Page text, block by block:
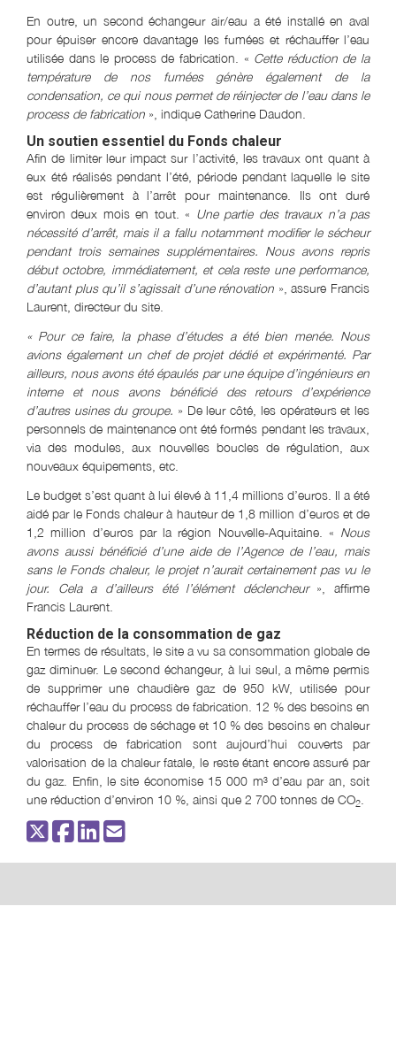
En outre, un second échangeur air/eau a été installé en aval
pour épuiser encore davantage les fumées et réchauffer l’eau
utilisée dans le process de fabrication. « Cette réduction de la
température de nos fumées génère également de la
condensation, ce qui nous permet de réinjecter de l’eau dans le
process de fabrication », indique Catherine Daudon.
Un soutien essentiel du Fonds chaleur
Afin de limiter leur impact sur l’activité, les travaux ont quant à
eux été réalisés pendant l’été, période pendant laquelle le site
est régulièrement à l’arrêt pour maintenance. Ils ont duré
environ deux mois en tout. « Une partie des travaux n’a pas
nécessité d’arrêt, mais il a fallu notamment modifier le sécheur
pendant trois semaines supplémentaires. Nous avons repris
début octobre, immédiatement, et cela reste une performance,
d’autant plus qu’il s’agissait d’une rénovation », assure Francis
Laurent, directeur du site.
« Pour ce faire, la phase d’études a été bien menée. Nous
avions également un chef de projet dédié et expérimenté. Par
ailleurs, nous avons été épaulés par une équipe d’ingénieurs en
interne et nous avons bénéficié des retours d’expérience
d’autres usines du groupe. » De leur côté, les opérateurs et les
personnels de maintenance ont été formés pendant les travaux,
via des modules, aux nouvelles boucles de régulation, aux
nouveaux équipements, etc.
Le budget s’est quant à lui élevé à 11,4 millions d’euros. Il a été
aidé par le Fonds chaleur à hauteur de 1,8 million d’euros et de
1,2 million d’euros par la région Nouvelle-Aquitaine. « Nous
avons aussi bénéficié d’une aide de l’Agence de l’eau, mais
sans le Fonds chaleur, le projet n’aurait certainement pas vu le
jour. Cela a d’ailleurs été l’élément déclencheur », affirme
Francis Laurent.
Réduction de la consommation de gaz
En termes de résultats, le site a vu sa consommation globale de
gaz diminuer. Le second échangeur, à lui seul, a même permis
de supprimer une chaudière gaz de 950 kW, utilisée pour
réchauffer l’eau du process de fabrication. 12 % des besoins en
chaleur du process de séchage et 10 % des besoins en chaleur
du process de fabrication sont aujourd’hui couverts par
valorisation de la chaleur fatale, le reste étant encore assuré par
du gaz. Enfin, le site économise 15 000 m³ d’eau par an, soit
une réduction d’environ 10 %, ainsi que 2 700 tonnes de CO2